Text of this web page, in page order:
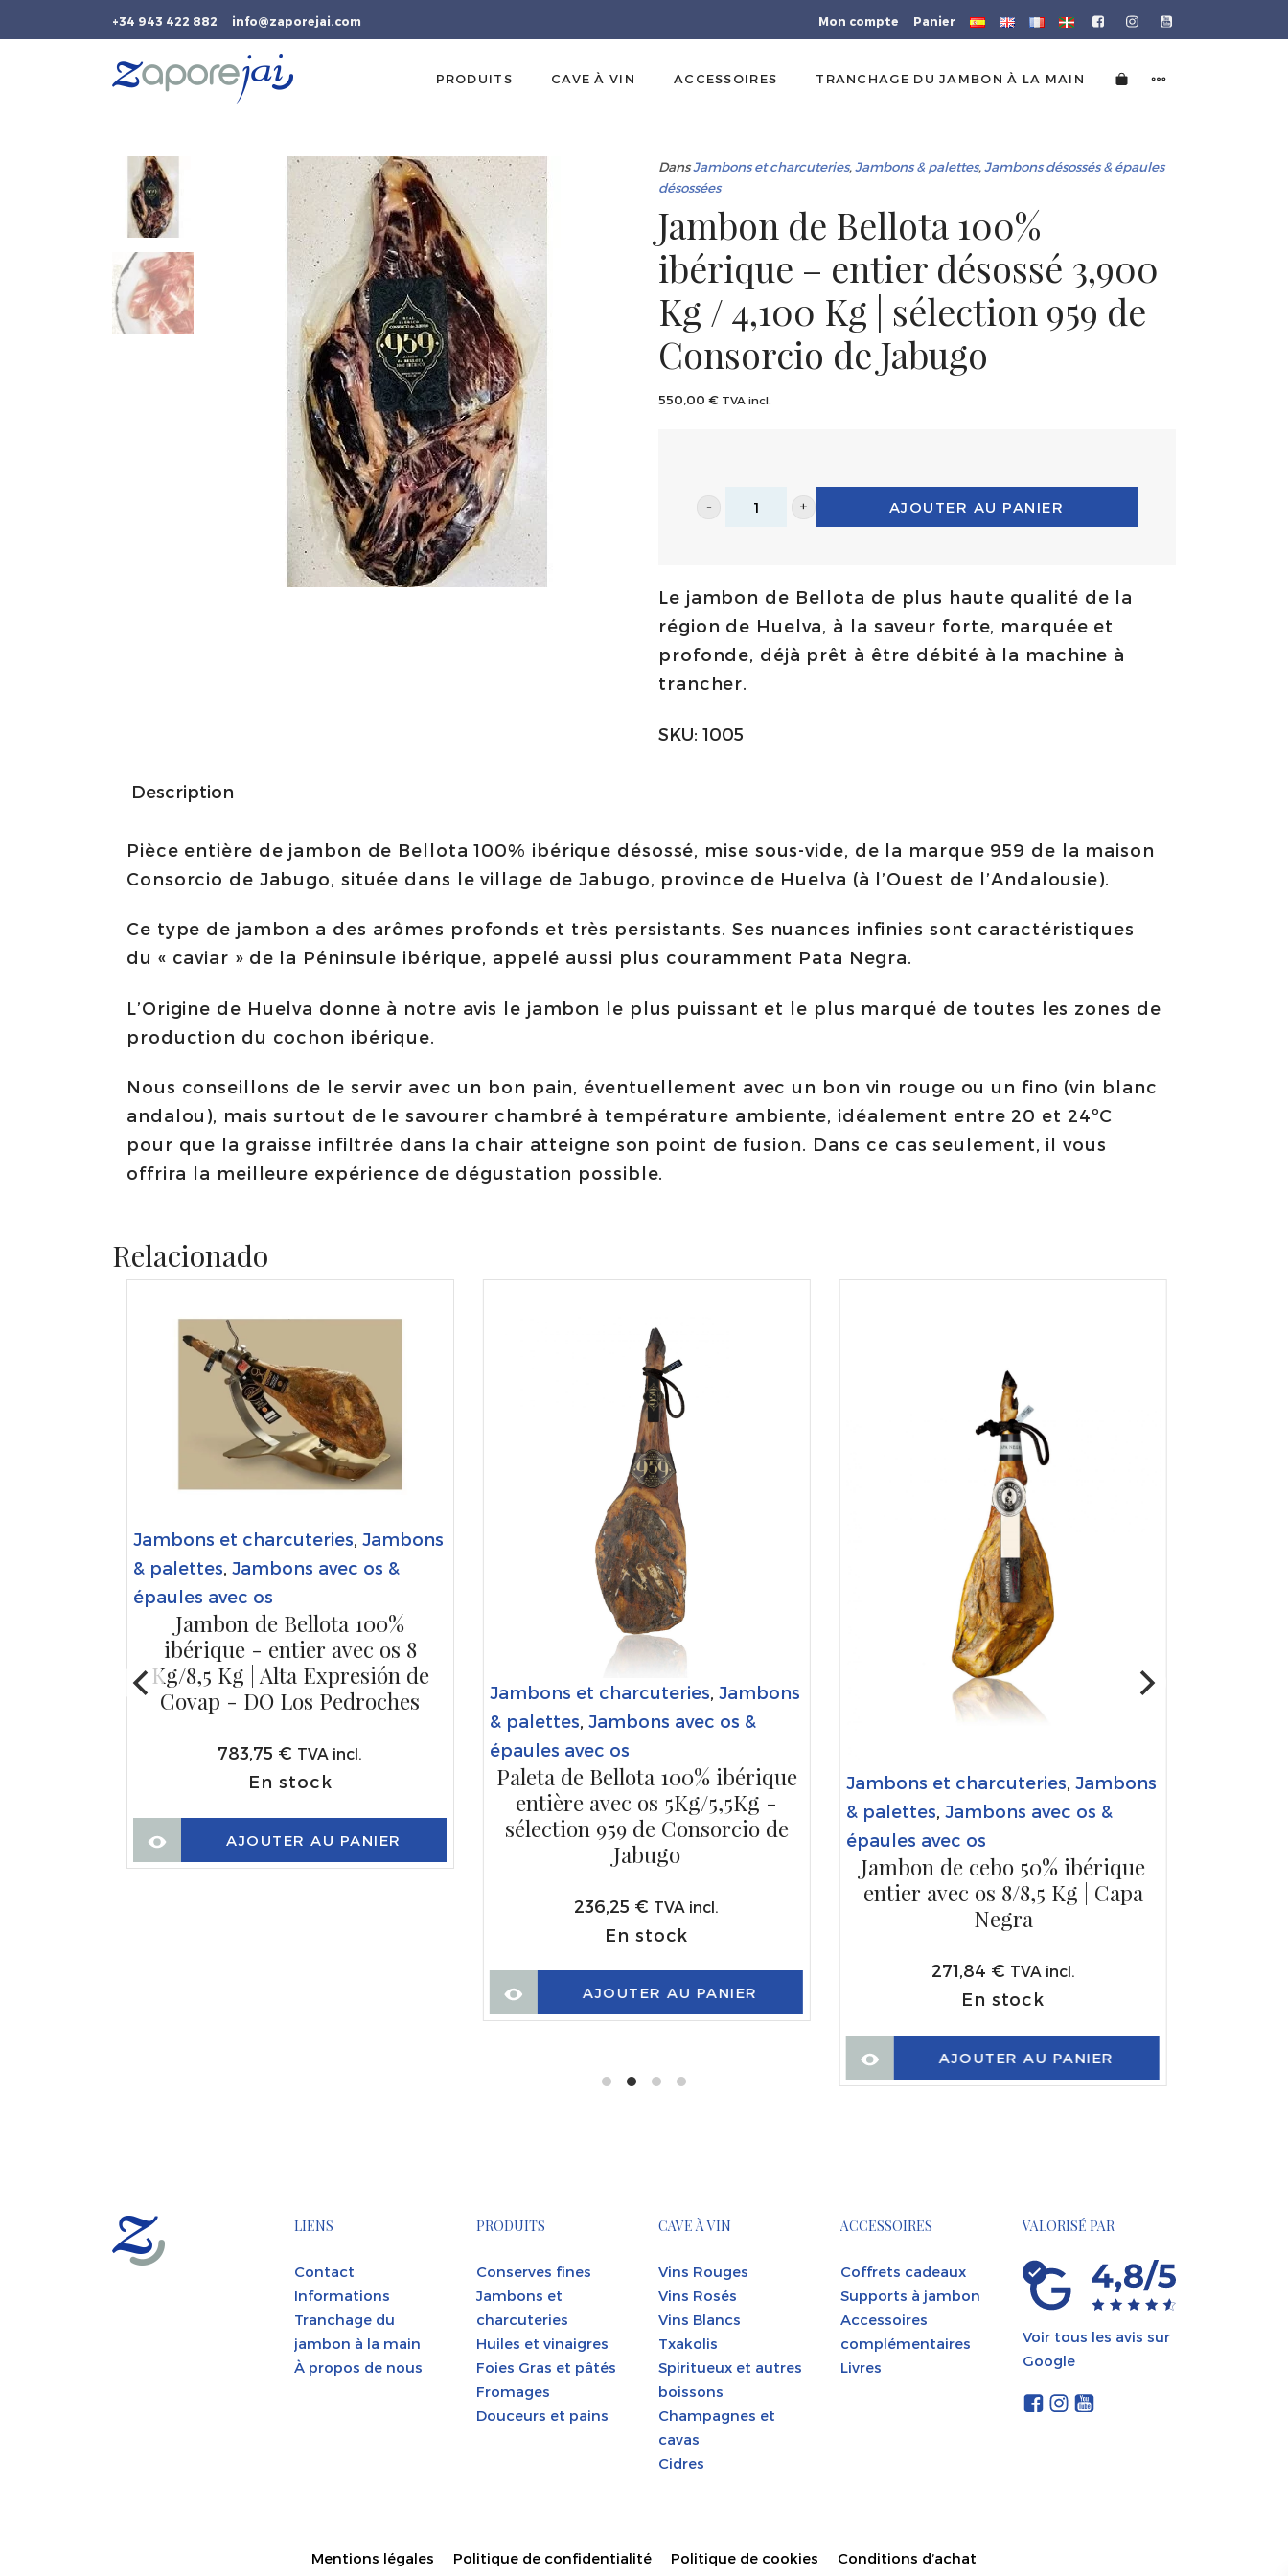
+34 943 422 882 info@zaporejai.com Mon compte Panier
PRODUITS CAVE À VIN ACCESSOIRES TRANCHAGE DU JAMBON À LA MAIN
DansJambons et charcuteries,Jambons & palettes,Jambons désossés & épaules
désossées
Jambon de Bellota 100%
ibérique – entier désossé 3,900
Kg / 4,100 Kg | sélection 959 de
Consorcio de Jabugo
550,00 € TVA incl.
Jambon
100%
ibérique
-
entier
Kg
sélection
959
Consorcio
quantity
AJOUTER AU PANIER
Le jambon de Bellota de plus haute qualité de la
région de Huelva, à la saveur forte, marquée et
profonde, déjà prêt à être débité à la machine à
trancher.
SKU: 1005
Description
Pièce entière de jambon de Bellota 100% ibérique désossé, mise sous-vide, de la marque 959 de la maison
Consorcio de Jabugo, située dans le village de Jabugo, province de Huelva (à l’Ouest de l’Andalousie).
Ce type de jambon a des arômes profonds et très persistants. Ses nuances infinies sont caractéristiques
du « caviar » de la Péninsule ibérique, appelé aussi plus couramment Pata Negra.
L’Origine de Huelva donne à notre avis le jambon le plus puissant et le plus marqué de toutes les zones de
production du cochon ibérique.
Nous conseillons de le servir avec un bon pain, éventuellement avec un bon vin rouge ou un fino (vin blanc
andalou), mais surtout de le savourer chambré à température ambiente, idéalement entre 20 et 24ºC
pour que la graisse infiltrée dans la chair atteigne son point de fusion. Dans ce cas seulement, il vous
offrira la meilleure expérience de dégustation possible.
Relacionado
Jambons et charcuteries Jambons
& palettes Jambons avec os &
épaules avec os
Jambon de Bellota 100%
ibérique - entier avec os 8
Kg/8,5 Kg | Alta Expresión de
Covap - DO Los Pedroches
783,75 € TVA incl.
En stock
AJOUTER AU PANIER
Jambons et charcuteries Jambons
& palettes Jambons avec os &
épaules avec os
Paleta de Bellota 100% ibérique
entière avec os 5Kg/5,5Kg -
sélection 959 de Consorcio de
Jabugo
236,25 € TVA incl.
En stock
AJOUTER AU PANIER
Jambons et charcuteries, Jambons
& palettes, Jambons avec os &
épaules avec os
Jambon de cebo 50% ibérique
entier avec os 8/8,5 Kg | Capa
Negra
271,84 € TVA incl.
En stock
AJOUTER AU PANIER
LIENS
Contact
Informations
Tranchage du
jambon à la main
À propos de nous
PRODUITS
Conserves fines
Jambons et
charcuteries
Huiles et vinaigres
Foies Gras et pâtés
Fromages
Douceurs et pains
CAVE À VIN
Vins Rouges
Vins Rosés
Vins Blancs
Txakolis
Spiritueux et autres
boissons
Champagnes et
cavas
Cidres
ACCESSOIRES
Coffrets cadeaux
Supports à jambon
Accessoires
complémentaires
Livres
VALORISÉ PAR
Voir tous les avis sur
Google
Mentions légales Politique de confidentialité Politique de cookies Conditions d’achat